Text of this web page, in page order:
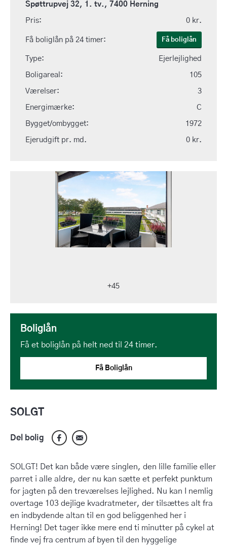
SOLGT
Del bolig
SOLGT! Det kan både være singlen, den lille familie eller
parret i alle aldre, der nu kan sætte et perfekt punktum
for jagten på den treværelses lejlighed. Nu kan I nemlig
overtage 103 dejlige kvadratmeter, der tilsættes alt fra
en indbydende altan til en god beliggenhed her i
Herning! Det tager ikke mere end ti minutter på cykel at
finde vej fra centrum af byen til den hyggelige
Spøttrupvej 32, 1. tv., 7400 Herning
Pris: 0 kr.
Få boliglån på 24 timer: Få boliglån
Type: Ejerlejlighed
Boligareal: 105
Værelser: 3
Energimærke: C
Bygget/ombygget: 1972
Ejerudgift pr. md. 0 kr.
+45
Boliglån
Få et boliglån på helt ned til 24 timer.
Få Boliglån